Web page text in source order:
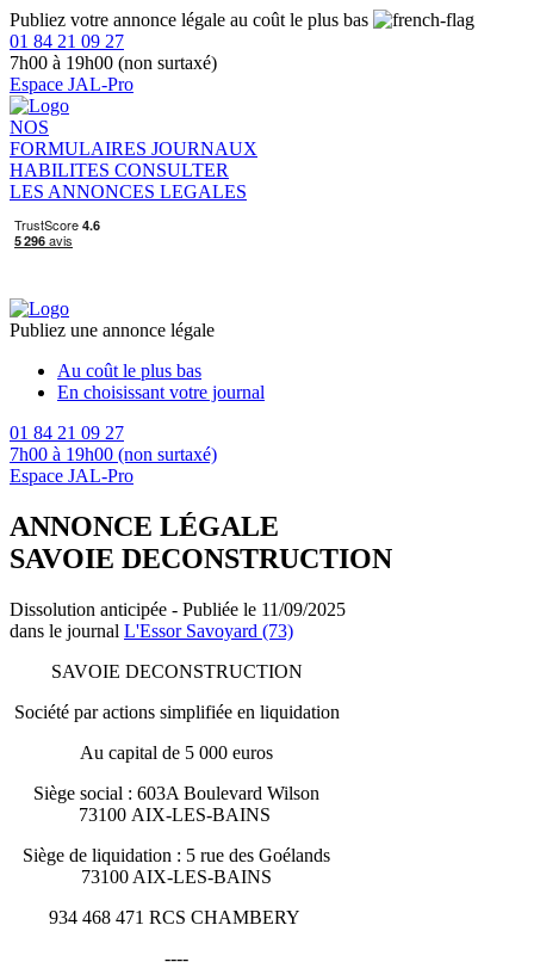
Publiez votre annonce légale au coût le plus bas
01 84 21 09 27
7h00 à 19h00 (non surtaxé)
Espace JAL-Pro
NOS
FORMULAIRES JOURNAUX
HABILITES CONSULTER
LES ANNONCES LEGALES
Publiez une annonce légale
Au coût le plus bas
En choisissant votre journal
01 84 21 09 27
7h00 à 19h00 (non surtaxé)
Espace JAL-Pro
ANNONCE LÉGALE
SAVOIE DECONSTRUCTION
Dissolution anticipée - Publiée le 11/09/2025
dans le journal L'Essor Savoyard (73)
SAVOIE DECONSTRUCTION
Société par actions simplifiée en liquidation
Au capital de 5 000 euros
Siège social : 603A Boulevard Wilson
73100 AIX-LES-BAINS
Siège de liquidation : 5 rue des Goélands
73100 AIX-LES-BAINS
934 468 471 RCS CHAMBERY
----